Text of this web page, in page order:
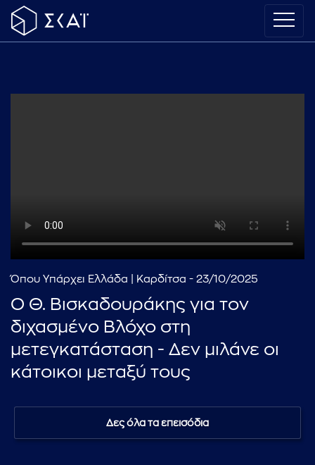
Όπου Υπάρχει Ελλάδα | Καρδίτσα - 23/10/2025
Ο Θ. Βισκαδουράκης για τον
διχασμένο Βλόχο στη
μετεγκατάσταση - Δεν μιλάνε οι
κάτοικοι μεταξύ τους
Δες όλα τα επεισόδια